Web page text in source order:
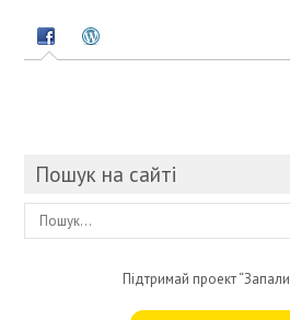
Пошук на сайті
Підтримай проект